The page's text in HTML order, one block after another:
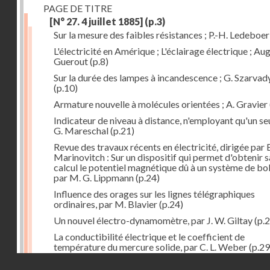
PAGE DE TITRE
[N° 27. 4 juillet 1885] (p.3)
Sur la mesure des faibles résistances ; P.-H. Ledeboer
L'électricité en Amérique ; L'éclairage électrique ;
Guerout(p.8)
Sur la durée des lampes à incandescence ; G.
(p.10)
Armature nouvelle à molécules orientées ; A. Gravier
Indicateur de niveau à distance, n'employant qu'un
G. Mareschal(p.21)
Revue des travaux récents en électricité, dirigée par
Marinovitch : Sur un dispositif qui permet d'obtenir
calcul le potentiel magnétique dû à un système de
par M. G. Lippmann(p.24)
Influence des orages sur les lignes télégraphiques
ordinaires, par M. Blavier(p.24)
Un nouvel électro-dynamomètre, par J. W. Giltay
La conductibilité électrique et le coefficient de
température du mercure solide, par C. L. Weber